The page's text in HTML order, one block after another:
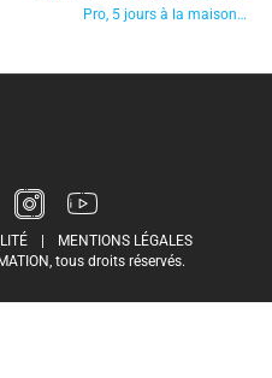
Pro, 5 jours à la maison…
|
MENTIONS LÉGALES
tous droits réservés.